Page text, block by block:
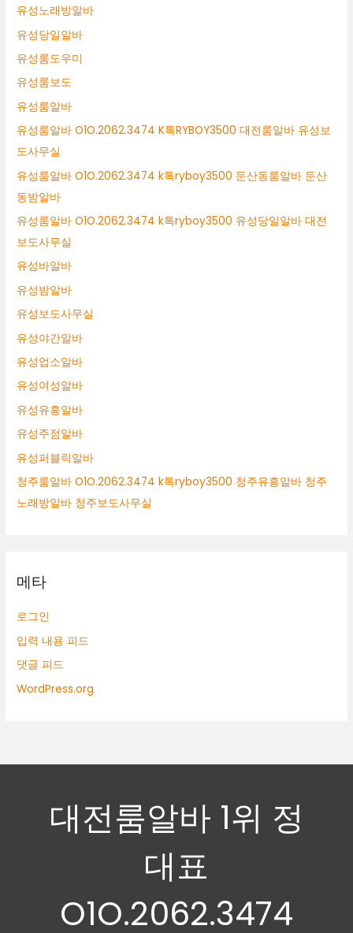
유성노래방알바
유성당일알바
유성룸도우미
유성룸보도
유성룸알바
유성룸알바 O1O.2062.3474 K톡RYBOY3500 대전룸알바 유성보
도사무실
유성룸알바 O1O.2062.3474 k톡ryboy3500 둔산동룸알바 둔산
동밤알바
유성룸알바 O1O.2062.3474 k톡ryboy3500 유성당일알바 대전
보도사무실
유성바알바
유성밤알바
유성보도사무실
유성야간알바
유성업소알바
유성여성알바
유성유흥알바
유성주점알바
유성퍼블릭알바
청주룸알바 O1O.2062.3474 k톡ryboy3500 청주유흥알바 청주
노래방알바 청주보도사무실
메타
로그인
입력 내용 피드
댓글 피드
WordPress.org
대전룸알바 1위 정
대표
O1O.2062.3474